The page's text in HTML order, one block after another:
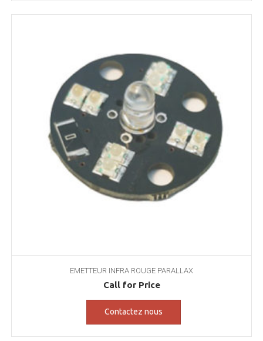
EMETTEUR INFRA ROUGE PARALLAX
Call for Price
Contactez nous